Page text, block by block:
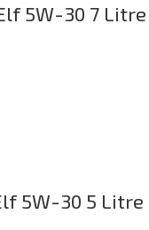
5W-30 7
5W-30 5